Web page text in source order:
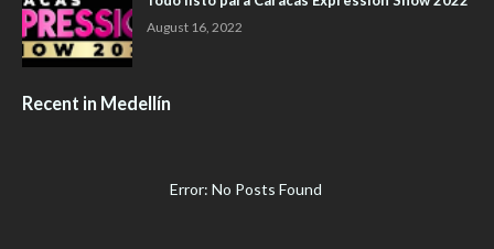
August 16, 2022
Recent in Medellín
Error: No Posts Found